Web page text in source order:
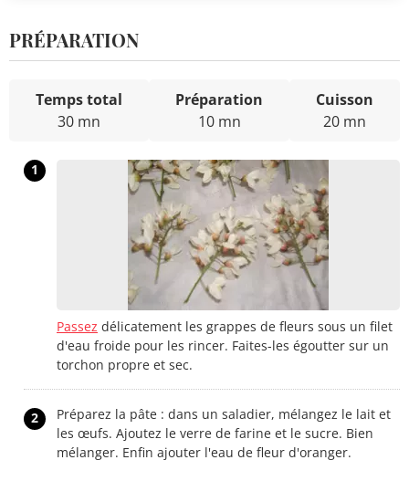
PRÉPARATION
Temps total
30 mn
Préparation
10 mn
Cuisson
20 mn
1
Passez délicatement les grappes de fleurs sous un filet
d'eau froide pour les rincer. Faites-les égoutter sur un
torchon propre et sec.
2
Préparez la pâte : dans un saladier, mélangez le lait et
les œufs. Ajoutez le verre de farine et le sucre. Bien
mélanger. Enfin ajouter l'eau de fleur d'oranger.